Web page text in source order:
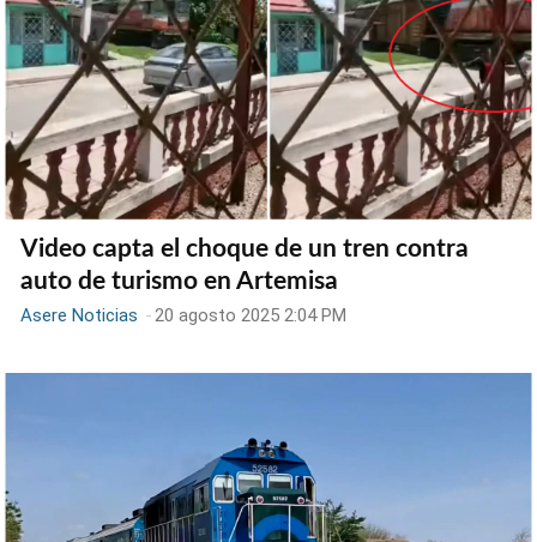
Video capta el choque de un tren contra
auto de turismo en Artemisa
Asere Noticias -20 agosto 2025 2:04 PM